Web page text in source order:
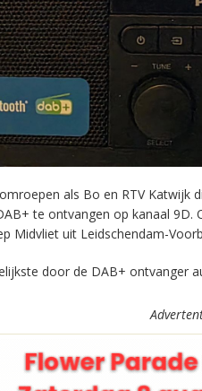
als Bo en RTV Katwijk
te ontvangen op kanaal
Midvliet uit Leidschendam-
door de DAB+ ontvanger